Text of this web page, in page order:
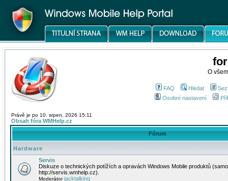
O
FAQ Hledat
Osobní nastavení
Právě je po 10. srpen, 2026 15:11
Obsah fóra WMHelp.cz
Fórum
Hardware
Servis
Diskuze o technických potížích a opravách Windows Mobile produktů
http://servis.wmhelp.cz).
Moderátorjacktalking